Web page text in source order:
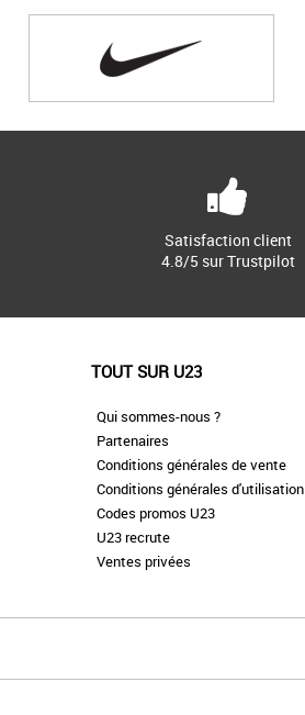
Satisfaction client
4.8/5 sur Trustpilot
TOUT SUR U23
Qui sommes-nous ?
Partenaires
Conditions générales de vente
Conditions générales d'utilisation
Codes promos U23
U23 recrute
Ventes privées